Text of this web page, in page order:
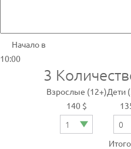
Начало в
10:00
3
Взрослые (12+)
140 $
Дети